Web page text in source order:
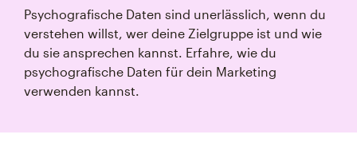
Psychografische Daten sind unerlässlich, wenn du
verstehen willst, wer deine Zielgruppe ist und wie
du sie ansprechen kannst. Erfahre, wie du
psychografische Daten für dein Marketing
verwenden kannst.